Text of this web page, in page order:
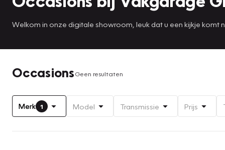
Welkom in onze digitale showroom, leuk dat u een kijkje komt
OccasionsGeen resultaten
Merk 1 Model Transmissie Prijs